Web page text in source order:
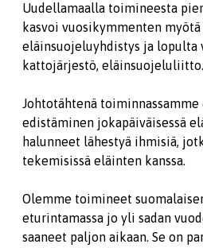
Uudellamaalla toimineesta
kasvoi vuosikymmenten
eläinsuojeluyhdistys ja lopulta
kattojärjestö, eläinsuojeluliitto.
Johtotähtenä
edistäminen jokapäiväisessä
halunneet lähestyä ihmisiä,
tekemisissä eläinten kanssa.
Olemme toimineet
eturintamassa jo yli sadan
saaneet paljon aikaan. Se on